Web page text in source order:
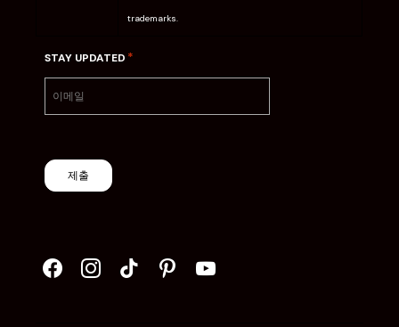
trademarks.
STAY UPDATED *
제출